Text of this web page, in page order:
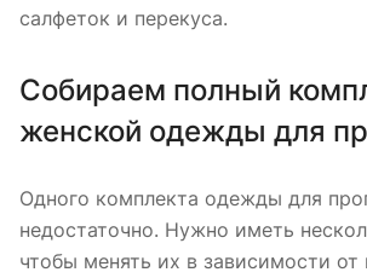
салфеток и перекуса.
Собираем полный
женской одежды для
Одного комплекта одежды для
недостаточно. Нужно иметь
чтобы менять их в зависимости от